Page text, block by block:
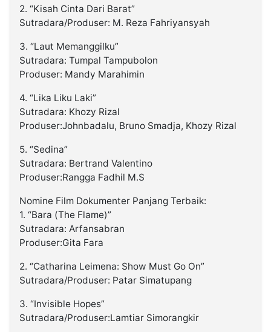
2. “Kisah Cinta Dari Barat”
Sutradara/Produser: M. Reza Fahriyansyah
3. “Laut Memanggilku”
Sutradara: Tumpal Tampubolon
Produser: Mandy Marahimin
4. “Lika Liku Laki”
Sutradara: Khozy Rizal
Produser:Johnbadalu, Bruno Smadja, Khozy Rizal
5. “Sedina”
Sutradara: Bertrand Valentino
Produser:Rangga Fadhil M.S
Nomine Film Dokumenter Panjang Terbaik:
1. “Bara (The Flame)”
Sutradara: Arfansabran
Produser:Gita Fara
2. “Catharina Leimena: Show Must Go On”
Sutradara/Produser: Patar Simatupang
3. “Invisible Hopes”
Sutradara/Produser:Lamtiar Simorangkir